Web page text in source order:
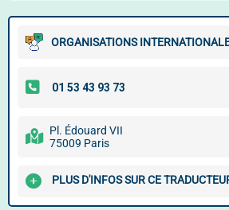
ORGANISATIONS
Pl. Édouard VII
75009 Paris
PLUS D'INFOS SUR CE